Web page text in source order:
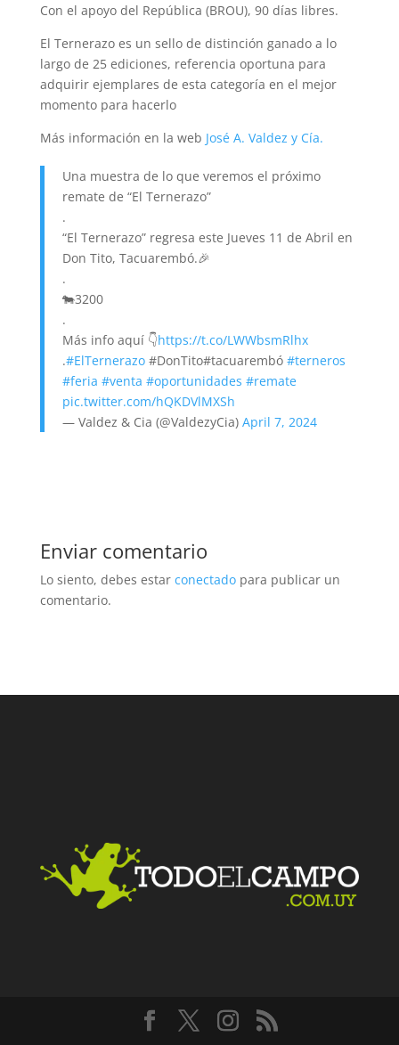
Con el apoyo del República (BROU), 90 días libres.
El Ternerazo es un sello de distinción ganado a lo
largo de 25 ediciones, referencia oportuna para
adquirir ejemplares de esta categoría en el mejor
momento para hacerlo
Más información en la web José A. Valdez y Cía.
Una muestra de lo que veremos el próximo
remate de “El Ternerazo”
.
“El Ternerazo” regresa este Jueves 11 de Abril en
Don Tito, Tacuarembó.🎉
.
🐄3200
.
Más info aquí 👇https://t.co/LWWbsmRlhx
.#ElTernerazo#DonTito#tacuarembó #terneros
#feria #venta #oportunidades #remate
pic.twitter.com/hQKDVlMXSh
— Valdez & Cia (@ValdezyCia) April 7, 2024
Enviar comentario
Lo siento, debes estar conectadopara publicar un
comentario.
Facebook